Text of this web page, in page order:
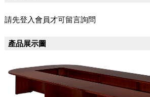
請先登入會員才可留言詢問
產品展示圖